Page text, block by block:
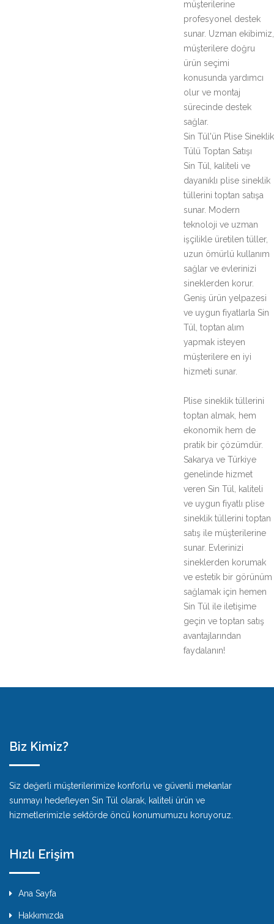
müşterilerine
profesyonel destek
sunar. Uzman ekibimiz,
müşterilere doğru
ürün seçimi
konusunda yardımcı
olur ve montaj
sürecinde destek
sağlar.
Sin Tül'ün Plise Sineklik
Tülü Toptan Satışı
Sin Tül, kaliteli ve
dayanıklı plise sineklik
tüllerini toptan satışa
sunar. Modern
teknoloji ve uzman
işçilikle üretilen tüller,
uzun ömürlü kullanım
sağlar ve evlerinizi
sineklerden korur.
Geniş ürün yelpazesi
ve uygun fiyatlarla Sin
Tül, toptan alım
yapmak isteyen
müşterilere en iyi
hizmeti sunar.
Plise sineklik tüllerini
toptan almak, hem
ekonomik hem de
pratik bir çözümdür.
Sakarya ve Türkiye
genelinde hizmet
veren Sin Tül, kaliteli
ve uygun fiyatlı plise
sineklik tüllerini toptan
satış ile müşterilerine
sunar. Evlerinizi
sineklerden korumak
ve estetik bir görünüm
sağlamak için hemen
Sin Tül ile iletişime
geçin ve toptan satış
avantajlarından
faydalanın!
Biz Kimiz?
Siz değerli müşterilerimize konforlu ve güvenli mekanlar
sunmayı hedefleyen Sin Tül olarak, kaliteli ürün ve
hizmetlerimizle sektörde öncü konumumuzu koruyoruz.
Hızlı Erişim
Ana Sayfa
Hakkımızda